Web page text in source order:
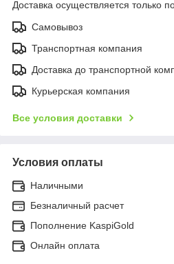
Доставка осуществляется только
Самовывоз
Транспортная компания
Доставка до транспортной
Курьерская компания
Все условия доставки
Условия оплаты
Наличными
Безналичный расчет
Пополнение KaspiGold
Онлайн оплата